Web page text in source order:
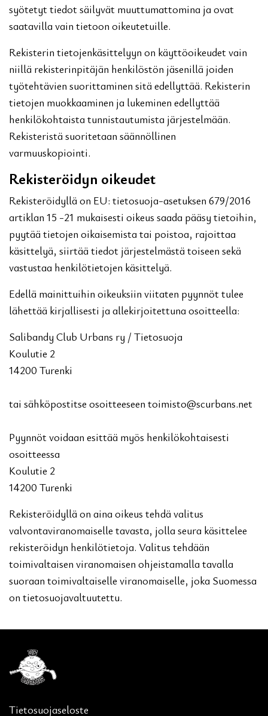
syötetyt tiedot säilyvät muuttumattomina ja ovat
saatavilla vain tietoon oikeutetuille.
Rekisterin tietojenkäsittelyyn on käyttöoikeudet vain
niillä rekisterinpitäjän henkilöstön jäsenillä joiden
työtehtävien suorittaminen sitä edellyttää. Rekisterin
tietojen muokkaaminen ja lukeminen edellyttää
henkilökohtaista tunnistautumista järjestelmään.
Rekisteristä suoritetaan säännöllinen
varmuuskopiointi.
Rekisteröidyn oikeudet
Rekisteröidyllä on EU: tietosuoja-asetuksen 679/2016
artiklan 15 -21 mukaisesti oikeus saada pääsy tietoihin,
pyytää tietojen oikaisemista tai poistoa, rajoittaa
käsittelyä, siirtää tiedot järjestelmästä toiseen sekä
vastustaa henkilötietojen käsittelyä.
Edellä mainittuihin oikeuksiin viitaten pyynnöt tulee
lähettää kirjallisesti ja allekirjoitettuna osoitteella:
Salibandy Club Urbans ry / Tietosuoja
Koulutie 2
14200 Turenki
tai sähköpostitse osoitteeseen toimisto@scurbans.net
Pyynnöt voidaan esittää myös henkilökohtaisesti
osoitteessa
Koulutie 2
14200 Turenki
Rekisteröidyllä on aina oikeus tehdä valitus
valvontaviranomaiselle tavasta, jolla seura käsittelee
rekisteröidyn henkilötietoja. Valitus tehdään
toimivaltaisen viranomaisen ohjeistamalla tavalla
suoraan toimivaltaiselle viranomaiselle, joka Suomessa
on tietosuojavaltuutettu.
Tietosuojaseloste